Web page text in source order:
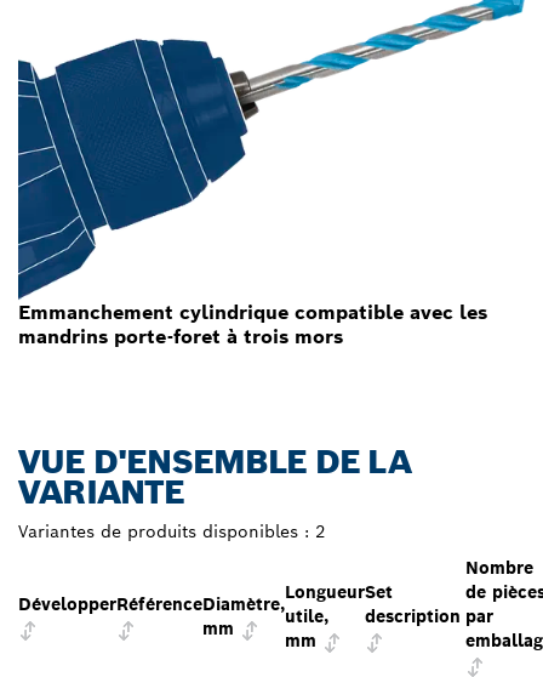
Emmanchement cylindrique compatible avec les
mandrins porte-foret à trois mors
VUE D'ENSEMBLE DE LA
VARIANTE
Variantes de produits disponibles : 2
DévelopperRéférenceDiamètre,
mm
Longueur
utile,
mm
Set
description
Nombre
de
par